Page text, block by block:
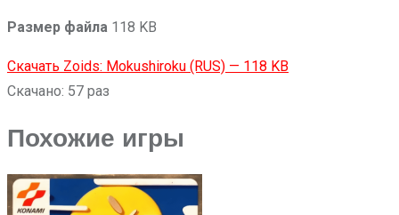
Размер файла 118 KB
Скачать Zoids: Mokushiroku (RUS) — 118 KB
Скачано: 57 раз
Похожие игры